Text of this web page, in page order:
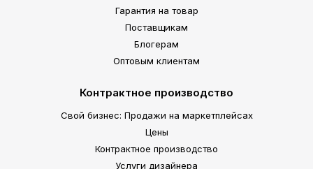
Гарантия на товар
Поставщикам
Блогерам
Оптовым клиентам
Контрактное производство
Свой бизнес: Продажи на маркетплейсах
Цены
Контрактное производство
Услуги дизайнера